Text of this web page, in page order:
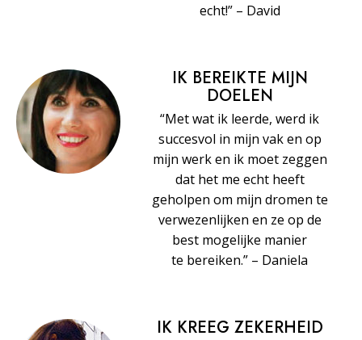
echt!” – David
IK BEREIKTE MIJN
DOELEN
“Met wat ik leerde, werd ik
succesvol in mijn vak en op
mijn werk en ik moet zeggen
dat het me echt heeft
geholpen om mijn dromen te
verwezenlijken en ze op de
best mogelijke manier
te bereiken.” – Daniela
IK KREEG ZEKERHEID